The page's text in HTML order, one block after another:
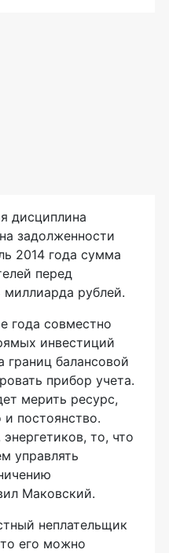
дисциплина
задолженности
2014 года сумма
перед
миллиарда рублей.
года совместно
инвестиций
границ балансовой
прибор учета.
мерить ресурс,
и постоянство.
то, что
управлять
Маковский.
неплательщик
то его можно